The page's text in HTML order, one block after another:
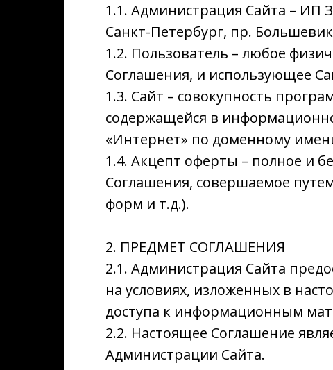
1.1. Администрация Сайта – ИП
Санкт-Петербург, пр.
1.2. Пользователь – любое
Соглашения, и использующее
1.3. Сайт – совокупность
содержащейся в
«Интернет» по доменному
1.4. Акцепт оферты – полное и
Соглашения, совершаемое
форм и т.д.).
2. ПРЕДМЕТ СОГЛАШЕНИЯ
2.1. Администрация Сайта
на условиях, изложенных в
доступа к информационным
2.2. Настоящее Соглашение
Администрации Сайта.